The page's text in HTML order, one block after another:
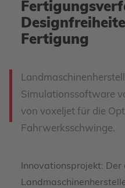
Fertigung
Simulationssoftware
von voxeljet für die
Fahrwerksschwinge.
Innovationsprojekt: Der